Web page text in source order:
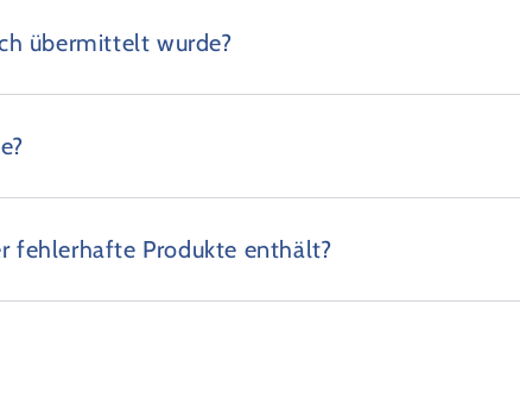
übermittelt wurde?
fehlerhafte Produkte enthält?